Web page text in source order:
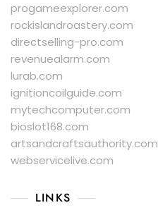
progameexplorer.com
rockislandroastery.com
directselling-pro.com
revenuealarm.com
lurab.com
ignitioncoilguide.com
mytechcomputer.com
bioslot168.com
artsandcraftsauthority.com
webservicelive.com
LINKS